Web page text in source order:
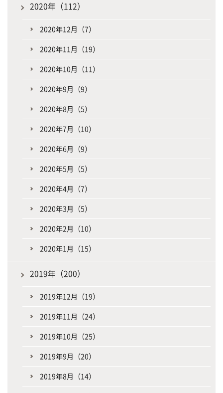
2020年（112）
2020年12月（7）
2020年11月（19）
2020年10月（11）
2020年9月（9）
2020年8月（5）
2020年7月（10）
2020年6月（9）
2020年5月（5）
2020年4月（7）
2020年3月（5）
2020年2月（10）
2020年1月（15）
2019年（200）
2019年12月（19）
2019年11月（24）
2019年10月（25）
2019年9月（20）
2019年8月（14）